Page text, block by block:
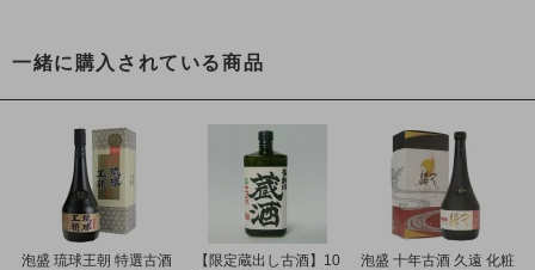
一緒に購入されている商品
泡盛 琉球王朝 特選古酒
【限定蔵出し古酒】10
泡盛 十年古酒 久遠 化粧